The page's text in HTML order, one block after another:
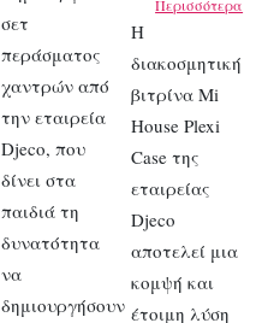
σετ
περάσματος
χαντρών από
την εταιρεία
Djeco, που
δίνει στα
παιδιά τη
δυνατότητα
να
δημιουργήσουν
Περισσότερα
Η
διακοσμητική
βιτρίνα Mi
House Plexi
Case της
εταιρείας
Djeco
αποτελεί μια
κομψή και
έτοιμη λύση